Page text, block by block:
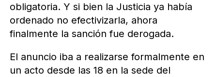
obligatoria. Y si bien la Justicia ya había
ordenado no efectivizarla, ahora
finalmente la sanción fue derogada.
El anuncio iba a realizarse formalmente en
un acto desde las 18 en la sede del